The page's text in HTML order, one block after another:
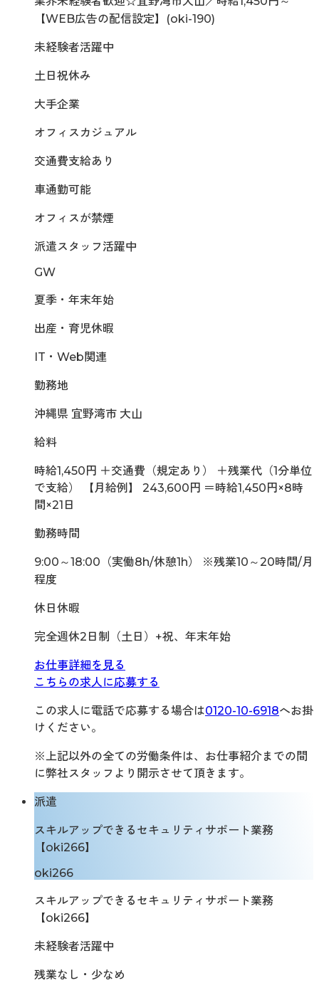
【WEB広告の配信設定】(oki-190)
未経験者活躍中
土日祝休み
大手企業
オフィスカジュアル
交通費支給あり
車通勤可能
オフィスが禁煙
派遣スタッフ活躍中
GW
夏季・年末年始
出産・育児休暇
IT・Web関連
勤務地
沖縄県 宜野湾市 大山
給料
時給1,450円 ＋交通費（規定あり） ＋残業代（1分単位
で支給） 【月給例】 243,600円 ＝時給1,450円×8時
間×21日
勤務時間
9:00～18:00（実働8h/休憩1h） ※残業10～20時間/月
程度
休日休暇
完全週休2日制（土日）+祝、年末年始
お仕事詳細を見る
こちらの求人に応募する
この求人に電話で応募する場合は0120-10-6918へお掛
けください。
※上記以外の全ての労働条件は、お仕事紹介までの間
に弊社スタッフより開示させて頂きます。
派遣
スキルアップできるセキュリティサポート業務
【oki266】
oki266
スキルアップできるセキュリティサポート業務
【oki266】
未経験者活躍中
残業なし・少なめ